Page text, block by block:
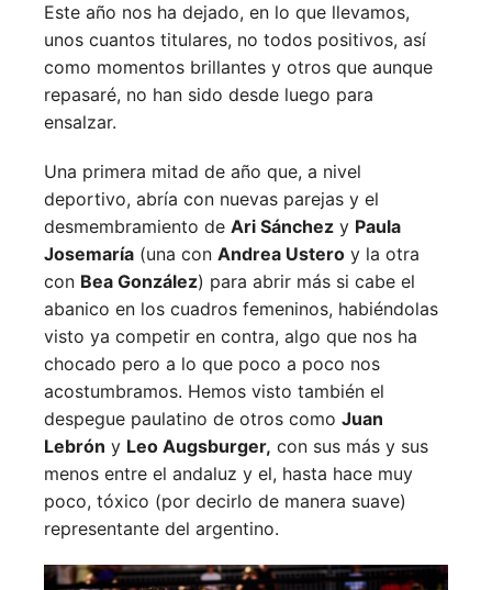
Este año nos ha dejado, en lo que llevamos,
unos cuantos titulares, no todos positivos, así
como momentos brillantes y otros que aunque
repasaré, no han sido desde luego para
ensalzar.
Una primera mitad de año que, a nivel
deportivo, abría con nuevas parejas y el
desmembramiento de Ari Sánchez y Paula
Josemaría (una con Andrea Ustero y la otra
con Bea González) para abrir más si cabe el
abanico en los cuadros femeninos, habiéndolas
visto ya competir en contra, algo que nos ha
chocado pero a lo que poco a poco nos
acostumbramos. Hemos visto también el
despegue paulatino de otros como Juan
Lebrón y Leo Augsburger, con sus más y sus
menos entre el andaluz y el, hasta hace muy
poco, tóxico (por decirlo de manera suave)
representante del argentino.